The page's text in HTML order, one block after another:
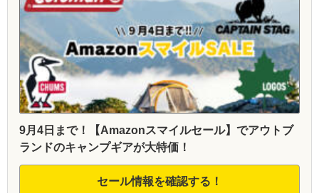
9月4日まで！【Amazonスマイルセール】でアウトブ
ランドのキャンプギアが大特価！
セール情報を確認する！